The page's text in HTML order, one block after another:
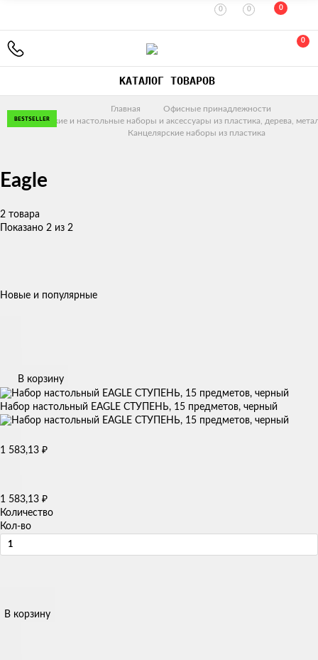
0 0 0
0
КАТАЛОГ ТОВАРОВ
Главная
Офисные принадлежности
Канцелярские и настольные наборы и аксессуары из пластика, дерева,
Канцелярские наборы из пластика
Eagle
2 товара
Показано 2 из 2
Новые и популярные
BESTSELLER
В корзину
Набор настольный EAGLE СТУПЕНЬ, 15 предметов, черный
1 583,13 ₽
1 583,13 ₽
Количество
Кол-во
В корзину
BESTSELLER